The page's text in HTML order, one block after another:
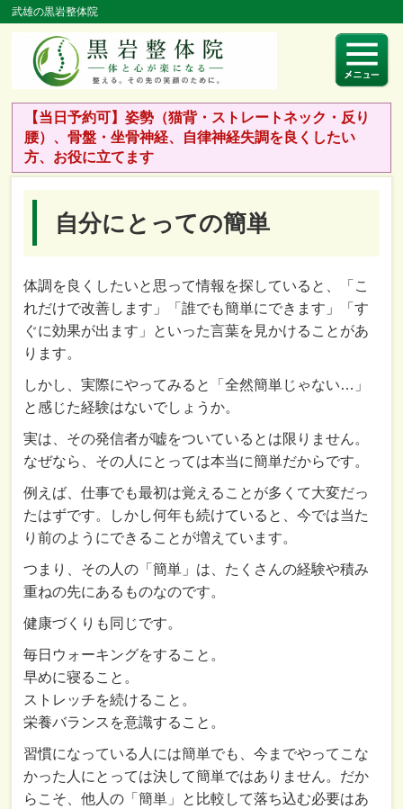
武雄の黒岩整体院
【当日予約可】姿勢（猫背・ストレートネック・反り
腰）、骨盤・坐骨神経、自律神経失調を良くしたい
方、お役に立てます
自分にとっての簡単
体調を良くしたいと思って情報を探していると、「こ
れだけで改善します」「誰でも簡単にできます」「す
ぐに効果が出ます」といった言葉を見かけることがあ
ります。
しかし、実際にやってみると「全然簡単じゃない…」
と感じた経験はないでしょうか。
実は、その発信者が嘘をついているとは限りません。
なぜなら、その人にとっては本当に簡単だからです。
例えば、仕事でも最初は覚えることが多くて大変だっ
たはずです。しかし何年も続けていると、今では当た
り前のようにできることが増えています。
つまり、その人の「簡単」は、たくさんの経験や積み
重ねの先にあるものなのです。
健康づくりも同じです。
毎日ウォーキングをすること。
早めに寝ること。
ストレッチを続けること。
栄養バランスを意識すること。
習慣になっている人には簡単でも、今までやってこな
かった人にとっては決して簡単ではありません。だか
らこそ、他人の「簡単」と比較して落ち込む必要はあ